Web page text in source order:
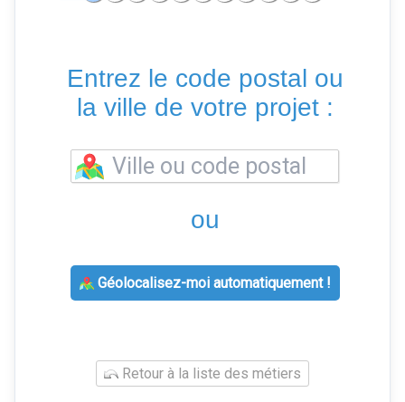
Entrez le code postal ou
la ville de votre projet :
ou
Géolocalisez-moi automatiquement !
Retour à la liste des métiers